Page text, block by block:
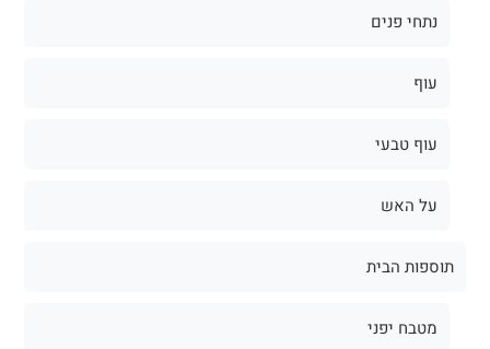
נתחי פנים
עוף
עוף טבעי
על האש
תוספות הבית
מטבח יפני